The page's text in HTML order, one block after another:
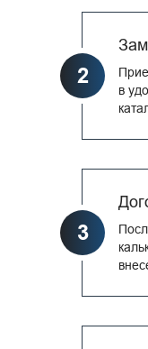
2
в
3